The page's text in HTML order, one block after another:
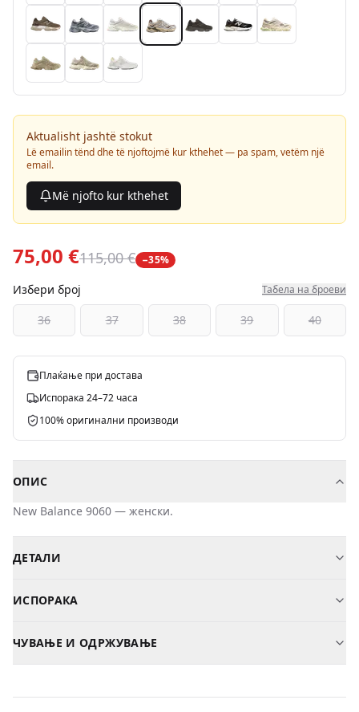
Aktualisht jashtë stokut
Lë emailin tënd dhe të njoftojmë kur kthehet — pa spam, vetëm një
email.
Më njofto kur kthehet
75,00 €115,00 € −35%
Избери број Табела на броеви
36 37 38 39 40
Плаќање при достава
Испорака 24–72 часа
100% оригинални производи
ОПИС
New Balance 9060 — женски.
ДЕТАЛИ
Модел
Квалитетна кожа / текстил
ИСПОРАКА
Албанија — 3-5 дена—5,00 €
ЧУВАЊЕ И ОДРЖУВАЊЕ